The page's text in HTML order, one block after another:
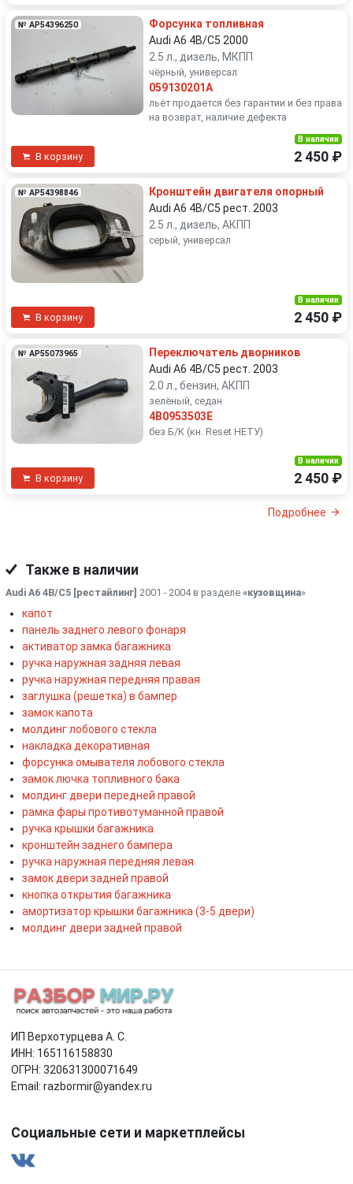
№ AP54396250
Форсунка топливная
Audi A6 4B/C5 2000
2.5 л., дизель, МКПП
чёрный, универсал
059130201A
льёт продается без гарантии и без права
на возврат, наличие дефекта
В корзину
В наличии
2 450 ₽
№ AP54398846
Кронштейн двигателя опорный
Audi A6 4B/C5 рест. 2003
2.5 л., дизель, АКПП
серый, универсал
В корзину
В наличии
2 450 ₽
№ AP55073965
Переключатель дворников
Audi A6 4B/C5 рест. 2003
2.0 л., бензин, АКПП
зелёный, седан
4B0953503E
без Б/К (кн. Reset НЕТУ)
В корзину
В наличии
2 450 ₽
Подробнее
Также в наличии
Audi A6 4B/C5 [рестайлинг] 2001 - 2004 в разделе «кузовщина»
капот
панель заднего левого фонаря
активатор замка багажника
ручка наружная задняя левая
ручка наружная передняя правая
заглушка (решетка) в бампер
замок капота
молдинг лобового стекла
накладка декоративная
форсунка омывателя лобового стекла
замок лючка топливного бака
молдинг двери передней правой
рамка фары противотуманной правой
ручка крышки багажника
кронштейн заднего бампера
ручка наружная передняя левая
замок двери задней правой
кнопка открытия багажника
амортизатор крышки багажника (3-5 двери)
молдинг двери задней правой
ИП Верхотурцева А. С.
ИНН: 165116158830
ОГРН: 320631300071649
Email: razbormir@yandex.ru
Социальные сети и маркетплейсы